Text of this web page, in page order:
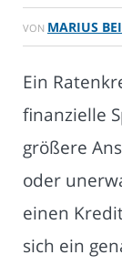
VON MARIUS
Ein
finanzielle
größere
oder
einen
sich ein